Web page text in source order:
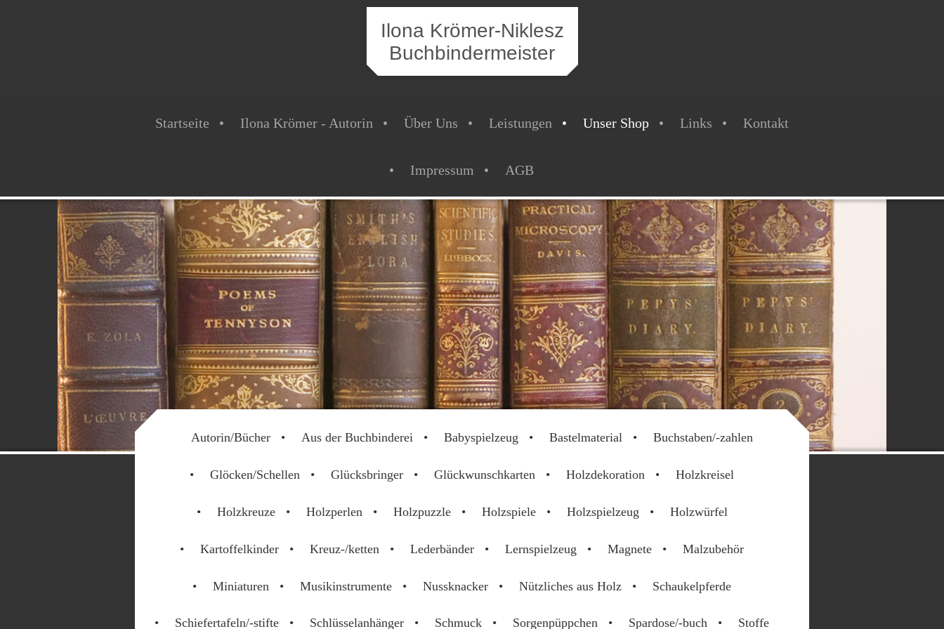
Ilona Krömer-Niklesz
Buchbindermeister
Startseite Ilona Krömer - Autorin Über Uns Leistungen Unser Shop Links Kontakt
Impressum AGB
2025
Autorin/Bücher Aus der Buchbinderei Babyspielzeug Bastelmaterial Buchstaben/-zahlen
Glöcken/Schellen Glücksbringer Glückwunschkarten Holzdekoration Holzkreisel
Holzkreuze Holzperlen Holzpuzzle Holzspiele Holzspielzeug Holzwürfel
Kartoffelkinder Kreuz-/ketten Lederbänder Lernspielzeug Magnete Malzubehör
Miniaturen Musikinstrumente Nussknacker Nützliches aus Holz Schaukelpferde
Schiefertafeln/-stifte Schlüsselanhänger Schmuck Sorgenpüppchen Spardose/-buch Stoffe